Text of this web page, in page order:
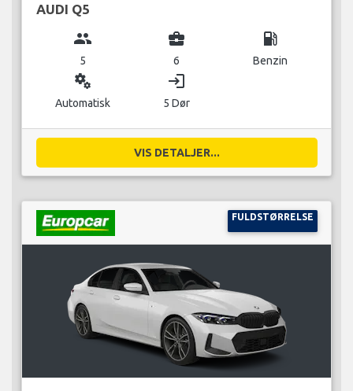
AUDI Q5
group
5
business_center
6
local_gas_station
Benzin
miscellaneous_services
Automatisk
login
5 Dør
VIS DETALJER...
FULDSTØRRELSE